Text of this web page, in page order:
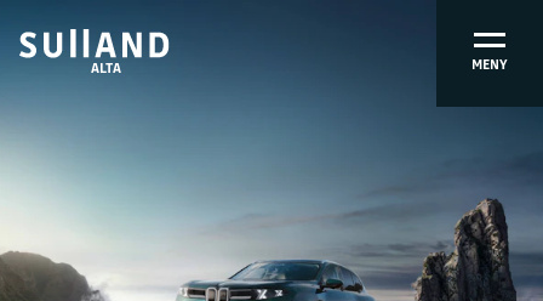
ALTA MENY